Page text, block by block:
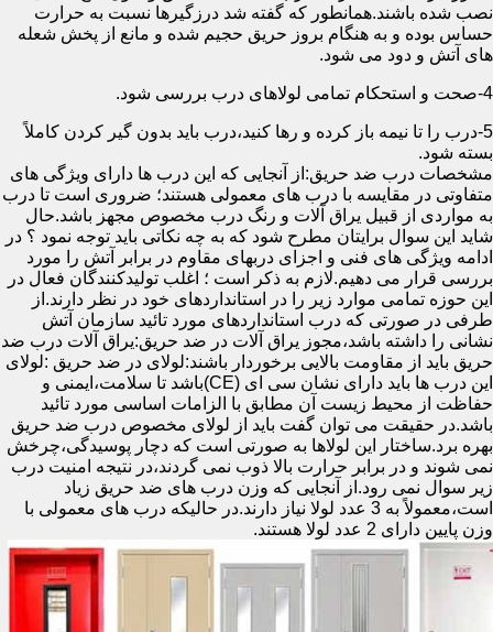
نصب شده باشند.همانطور که گفته شد درزگیرها نسبت به حرارت
حساس بوده و به هنگام بروز حریق حجیم شده و مانع از پخش شعله
های آتش و دود می شود.
4-صحت و استحکام تمامی لولاهای درب بررسی شود.
5-درب را تا نیمه باز کرده و رها کنید،درب باید بدون گیر کردن کاملاً
بسته شود.
مشخصات درب ضد حریق:از آنجایی که این درب ها دارای ویژگی های
متفاوتی در مقایسه با درب های معمولی هستند؛ ضروری است تا درب
به مواردی از قبیل یراق آلات و رنگ درب مخصوص مجهز باشد.حال
شاید این سوال برایتان مطرح شود که به چه نکاتی باید توجه نمود ؟ در
ادامه ویژگی های فنی و اجزای دربهای مقاوم در برابر آتش را مورد
بررسی قرار می دهیم.لازم به ذکر است ؛ اغلب تولیدکنندگان فعال در
این حوزه تمامی موارد زیر را در استانداردهای خود در نظر دارند.از
طرفی در صورتی که درب استانداردهای مورد تائید سازمان آتش
نشانی را داشته باشد،مجوز یراق آلات در ضد حریق:یراق آلات درب ضد
حریق باید از مقاومت بالایی برخوردار باشند:لولای در ضد حریق :لولای
این درب ها باید دارای نشان سی ای (CE)باشد تا سلامت،ایمنی و
حفاظت از محیط زیست آن مطابق با الزامات اساسی مورد تائید
باشد.در حقیقت می توان گفت باید از لولای مخصوص درب ضد حریق
بهره برد.ساختار این لولاها به صورتی است که دچار پوسیدگی،چرخش
نمی شوند و در برابر حرارت بالا ذوب نمی گردند،در نتیجه امنیت درب
زیر سوال نمی رود.از آنجایی که وزن درب های ضد حریق زیاد
است،معمولاً به 3 عدد لولا نیاز دارند.در حالیکه درب های معمولی با
وزن پایین دارای 2 عدد لولا هستند.